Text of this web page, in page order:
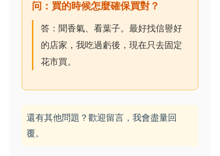
问：買的時候怎麼確保買對？
答：聞香氣、看葉子。最好找信譽好
的店家，我吃過虧後，現在只去固定
花市買。
還有其他問題？歡迎留言，我會盡量回
覆。